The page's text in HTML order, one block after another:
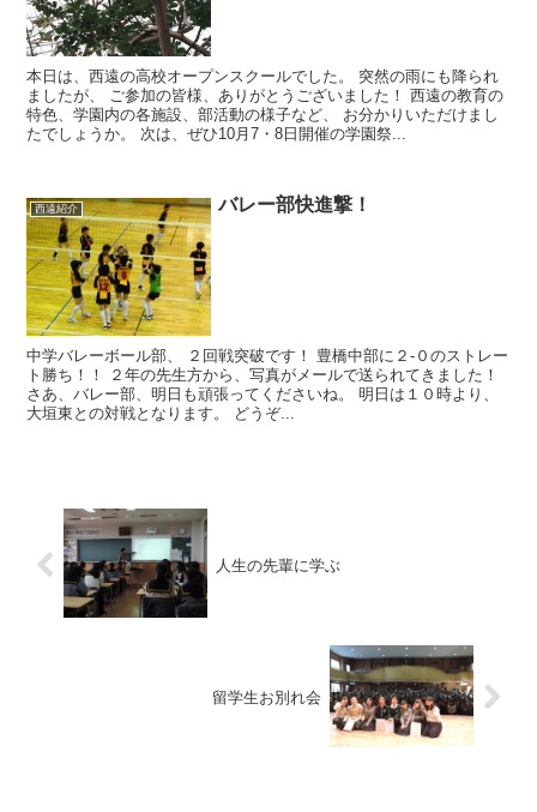
本日は、西遠の高校オープンスクールでした。 突然の雨にも降られ
ましたが、 ご参加の皆様、ありがとうございました！ 西遠の教育の
特色、学園内の各施設、部活動の様子など、 お分かりいただけまし
たでしょうか。 次は、ぜひ10月7・8日開催の学園祭...
西遠紹介 バレー部快進撃！
中学バレーボール部、 ２回戦突破です！ 豊橋中部に２-０のストレー
ト勝ち！！ ２年の先生方から、写真がメールで送られてきました！
さあ、バレー部、明日も頑張ってくださいね。 明日は１０時より、
大垣東との対戦となります。 どうぞ...
人生の先輩に学ぶ
留学生お別れ会